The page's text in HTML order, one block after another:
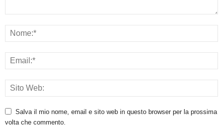
Salva il mio nome, email e sito web in questo browser per la prossima
volta che commento.